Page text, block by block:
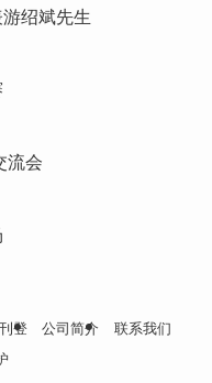
绍斌先生
流会
登 公司简介
联系我们